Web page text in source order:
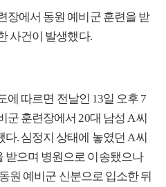
장에서 동원 예비군 훈련을 받
사건이 발생했다.
에 따르면 전날인 13일 오후 7
훈련장에서 20대 남성 A 씨
. 심정지 상태에 놓였던 A 씨
받으며 병원으로 이송됐으나
원 예비군 신분으로 입소한 뒤